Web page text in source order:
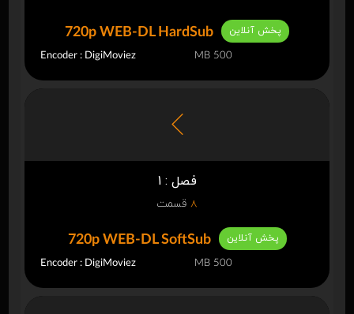
720p WEB-DL HardSub پخش آنلاین
Encoder : DigiMoviez 500 MB
فصل : 1
8 قسمت
720p WEB-DL SoftSub پخش آنلاین
Encoder : DigiMoviez 500 MB